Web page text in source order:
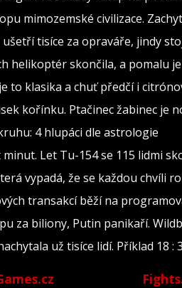
mimozemské civilizace.
tisíce za opraváře, jindy
helikoptér skončila, a pomalu
to klasika a chuť předčí i
kořínku. Ptačinec žabinec je
4 hlupáci dle astrologie
minut. Let Tu-154 se 115 lidmi
vypadá, že se každou chvíli
transakcí běží na
za biliony, Putin panikaří.
už tisíce lidí. Příklad 18